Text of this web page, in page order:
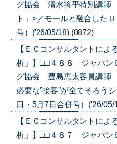
グ協会 清水将平特別講師
ト」>／モールと融合した
号）('26/05/18) (0872)
【ＥＣコンサルタントによ
析」】□□４８８ ジャパン
グ協会 豊島恵太客員講師
必要な”接客”が全てそろう
日・5月7日合併号）('26/05/
【ＥＣコンサルタントによ
析」】□□４８７ ジャパン